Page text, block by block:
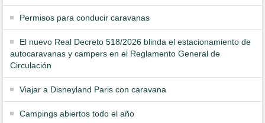
Permisos para conducir caravanas
El nuevo Real Decreto 518/2026 blinda el estacionamiento de
autocaravanas y campers en el Reglamento General de
Circulación
Viajar a Disneyland Paris con caravana
Campings abiertos todo el año